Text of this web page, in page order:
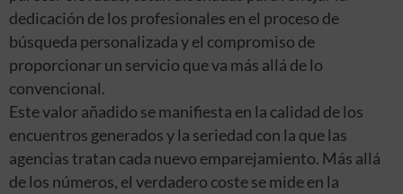
dedicación de los profesionales en el proceso de
búsqueda personalizada y el compromiso de
proporcionar un servicio que va más allá de lo
convencional.
Este valor añadido se manifiesta en la calidad de los
encuentros generados y la seriedad con la que las
agencias tratan cada nuevo emparejamiento. Más allá
de los números, el verdadero coste se mide en la